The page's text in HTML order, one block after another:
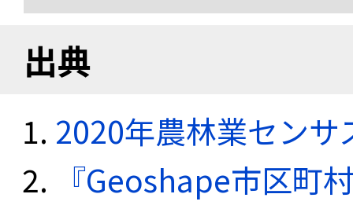
出典
2020年農林業セン
『Geoshape市区町